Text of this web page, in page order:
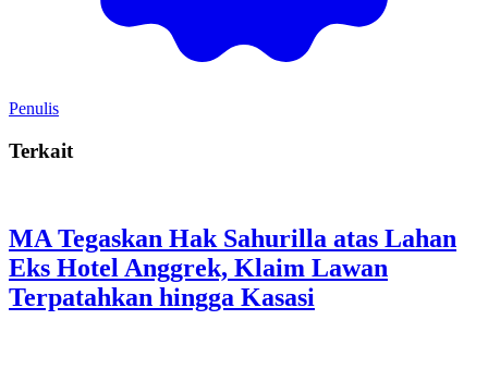
Penulis
Terkait
MA Tegaskan Hak Sahurilla atas Lahan
Eks Hotel Anggrek, Klaim Lawan
Terpatahkan hingga Kasasi